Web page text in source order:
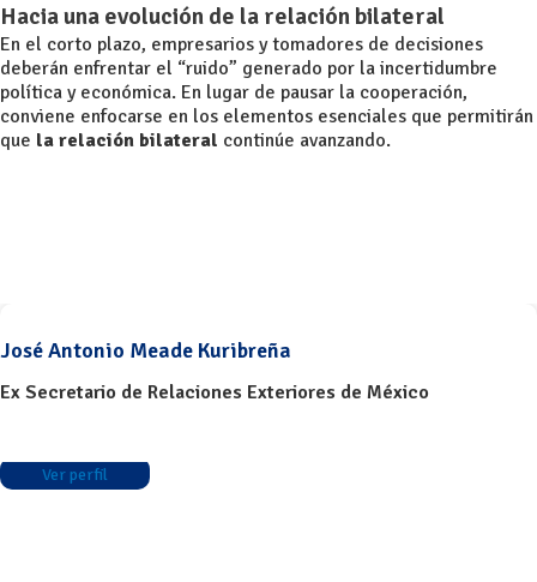
Hacia una evolución de la relación bilateral
En el corto plazo, empresarios y tomadores de decisiones
deberán enfrentar el “ruido” generado por la incertidumbre
política y económica. En lugar de pausar la cooperación,
conviene enfocarse en los elementos esenciales que permitirán
que la relación bilateral continúe avanzando.
José Antonio Meade Kuribreña
Ex Secretario de Relaciones Exteriores de México
Ver perfil